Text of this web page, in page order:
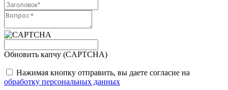
Обновить капчу (CAPTCHA)
Нажимая кнопку отправить, вы даете согласие на
обработку персональных данных